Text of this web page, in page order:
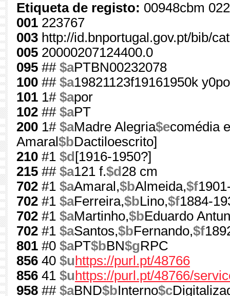
Etiqueta de registo: 00948cbm
001 223767
003 http://id.bnportugal.gov.pt/bib/
005 20000207124400.0
095 ## $aPTBN00232078
100 ## $a19821123f19161950k
101 1# $apor
102 ## $aPT
200 1# $aMadre Alegria$ecomédia
Amaral$bDactiloescrito]
210 #1 $d [1916-1950?]
215 ## $a121 f.$d 28 cm
702 #1 $aAmaral,$bAlmeida,$f
702 #1 $aFerreira,$bLino,$f1884-
702 #1 $aMartinho,$bEduardo
702 #1 $aSantos,$bFernando,$f
801 #0 $aPT$bBN$gRPC
856 40 $u https://purl.pt/48766
856 41 $u https://purl.pt/48766/
958 ## $aBND$bInterno$c